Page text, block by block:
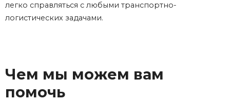
легко справляться с любыми транспортно-
логистических задачами.
Чем мы можем вам
помочь